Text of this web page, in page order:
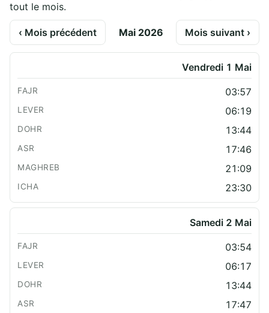
tout le mois.
‹ Mois précédent Mai 2026 Mois suivant ›
Vendredi 1 Mai
03:57
06:19
13:44
17:46
21:09
23:30
Samedi 2 Mai
03:54
06:17
13:44
17:47